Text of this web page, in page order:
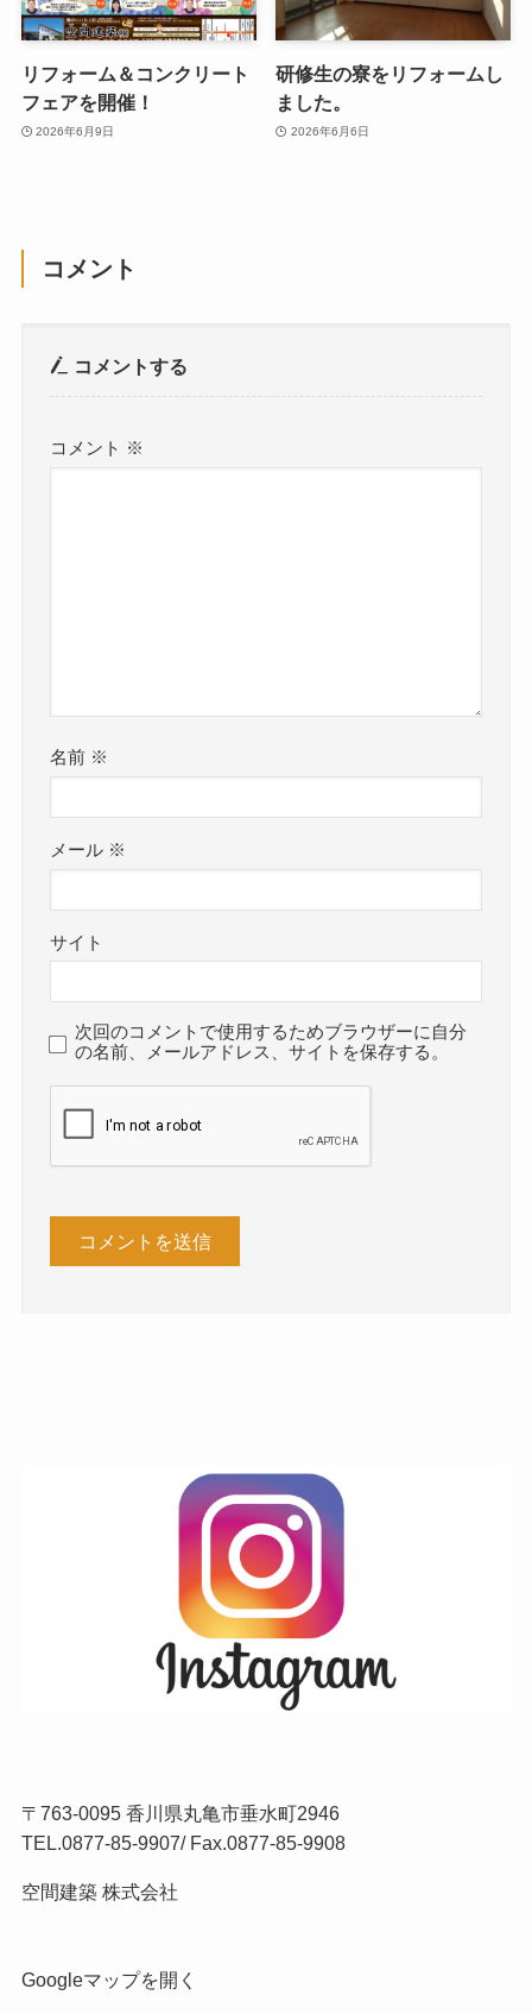
リフォーム＆コンクリート
フェアを開催！
2026年6月9日
研修生の寮をリフォームし
ました。
2026年6月6日
コメント
コメントする
コメント ※
名前 ※
メール ※
サイト
次回のコメントで使用するためブラウザーに自分
の名前、メールアドレス、サイトを保存する。
〒763-0095 香川県丸亀市垂水町2946
TEL.0877-85-9907/ Fax.0877-85-9908
空間建築 株式会社
Googleマップを開く